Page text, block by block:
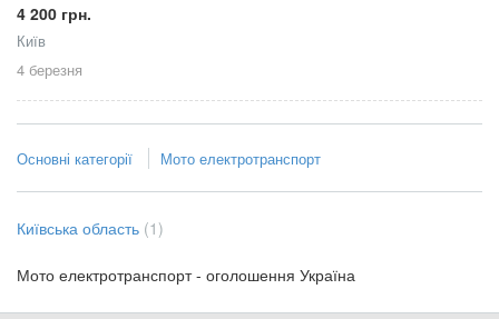
4 200 грн.
Київ
4 березня
Основні категорії Мото електротранспорт
Київська область (1)
Мото електротранспорт - оголошення Україна